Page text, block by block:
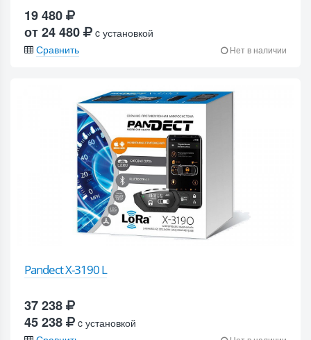
19 480
от 24 480
c установкой
Сравнить
Нет в наличии
Pandect X-3190 L
37 238
45 238
c установкой